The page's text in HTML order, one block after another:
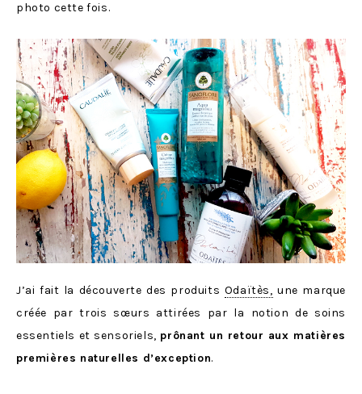
photo cette fois.
J’ai fait la découverte des produits Odaïtès, une marque
créée par trois sœurs attirées par la notion de soins
essentiels et sensoriels, prônant un retour aux matières
premières naturelles d’exception.